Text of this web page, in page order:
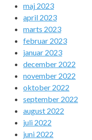
maj 2023
april 2023
marts 2023
februar 2023
januar 2023
december 2022
november 2022
oktober 2022
september 2022
august 2022
juli 2022
juni 2022